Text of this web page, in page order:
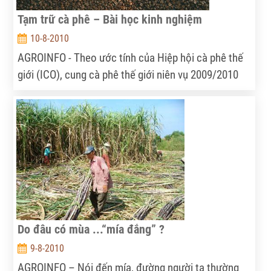
Tạm trữ cà phê – Bài học kinh nghiệm
10-8-2010
AGROINFO - Theo ước tính của Hiệp hội cà phê thế
giới (ICO), cung cà phê thế giới niên vụ 2009/2010
khoảng 7 triệu tấn. Như vậy, thị trường cà phê thế
giới đang ở trạng thái dư cung nhẹ, các động thái
xuất khẩu từ các quốc gia sản xuất lớn như Việt
Nam có thể khiến giá cà phê thế giới nhanh chóng
giảm xuống. Điều này thể hiện rõ ràng trong niên vụ
09/10 vừa qua.
Do đâu có mùa ...“mía đắng” ?
9-8-2010
AGROINFO – Nói đến mía, đường người ta thường